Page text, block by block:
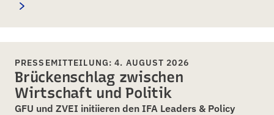
PRESSEMITTEILUNG: 4. AUGUST 2026
Brückenschlag zwischen
Wirtschaft und Politik
GFU und ZVEI initiieren den IFA Leaders & Policy